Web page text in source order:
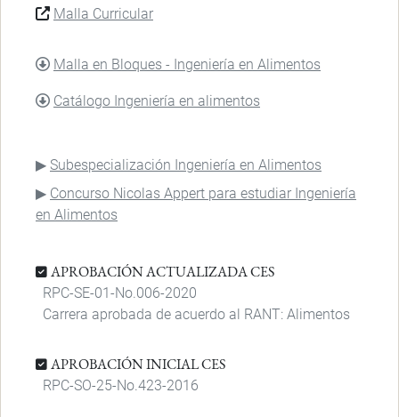
Malla Curricular
DOCUMENTO
Malla en Bloques - Ingeniería en Alimentos
DOCUMENTO
Catálogo Ingeniería en alimentos
Subespecialización Ingeniería en Alimentos
Concurso Nicolas Appert para estudiar Ingeniería
en Alimentos
APROBACIÓN ACTUALIZADA CES
RPC-SE-01-No.006-2020
Carrera aprobada de acuerdo al RANT: Alimentos
APROBACIÓN INICIAL CES
RPC-SO-25-No.423-2016